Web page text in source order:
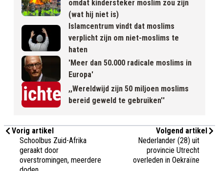
omdat kindersteker moslim zou zijn
(wat hij niet is)
Islamcentrum vindt dat moslims
verplicht zijn om niet-moslims te
haten
'Meer dan 50.000 radicale moslims in
Europa'
,,Wereldwijd zijn 50 miljoen moslims
bereid geweld te gebruiken''
Vorig artikel
Schoolbus Zuid-Afrika
geraakt door
overstromingen, meerdere
Volgend artikel
Nederlander (28) uit
provincie Utrecht
overleden in Oekraïne